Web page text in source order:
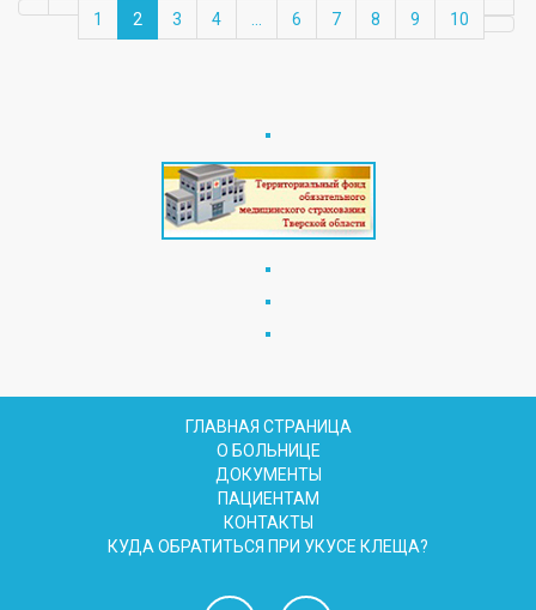
1 2 3 4 ... 6 7 8 9 10
ГЛАВНАЯ СТРАНИЦА
О БОЛЬНИЦЕ
ДОКУМЕНТЫ
ПАЦИЕНТАМ
КОНТАКТЫ
КУДА ОБРАТИТЬСЯ ПРИ УКУСЕ КЛЕЩА?